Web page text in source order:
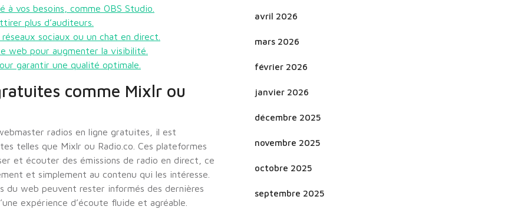
vos besoins, comme OBS Studio.
plus d’auditeurs.
sociaux ou un chat en direct.
web pour augmenter la visibilité.
garantir une qualité optimale.
comme Mixlr ou
radios en ligne gratuites, il est
telles que Mixlr ou Radio.co. Ces plateformes
et écouter des émissions de radio en direct, ce
et simplement au contenu qui les intéresse.
du web peuvent rester informés des dernières
expérience d’écoute fluide et agréable.
avril 2026
mars 2026
février 2026
janvier 2026
décembre 2025
novembre 2025
octobre 2025
septembre 2025